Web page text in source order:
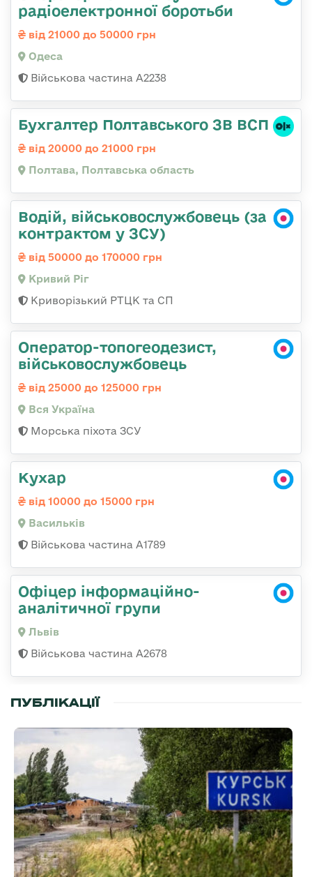
радіоелектронної боротьби
від 21000 до 50000 грн
Одеса
Військова частина А2238
Бухгалтер Полтавського ЗВ ВСП
від 20000 до 21000 грн
Полтава, Полтавська область
Водій, військовослужбовець (за
контрактом у ЗСУ)
від 50000 до 170000 грн
Кривий Ріг
Криворізький РТЦК та СП
Оператор-топогеодезист,
військовослужбовець
від 25000 до 125000 грн
Вся Україна
Морська піхота ЗСУ
Кухар
від 10000 до 15000 грн
Васильків
Військова частина А1789
Офіцер інформаційно-
аналітичної групи
Львів
Військова частина А2678
ПУБЛІКАЦІЇ